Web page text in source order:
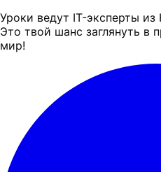
Уроки ведут IT-эксперты
Это твой шанс заглянуть в
мир!